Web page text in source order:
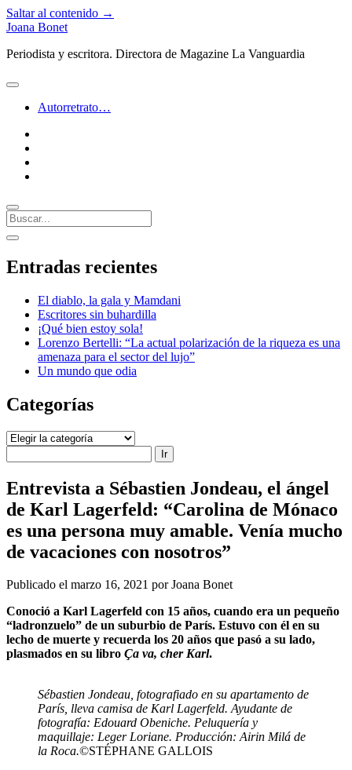
Saltar al contenido →
Joana Bonet
Periodista y escritora. Directora de Magazine La Vanguardia
abrir
Autorretrato…
Buscar
Barra
lateral
abrir
lateral
Entradas recientes
El diablo, la gala y Mamdani
Escritores sin buhardilla
¡Qué bien estoy sola!
Lorenzo Bertelli: “La actual polarización de la riqueza es una
amenaza para el sector del lujo”
Un mundo que odia
Categorías
Categorías
Entrevista a Sébastien Jondeau, el ángel
de Karl Lagerfeld: “Carolina de Mónaco
es una persona muy amable. Venía mucho
de vacaciones con nosotros”
Publicado el marzo 16, 2021 por Joana Bonet
Conoció a Karl Lagerfeld con 15 años, cuando era un pequeño
“ladronzuelo” de un suburbio de París. Estuvo con él en su
lecho de muerte y recuerda los 20 años que pasó a su lado,
plasmados en su libro Ça va, cher Karl.
Sébastien Jondeau, fotografiado en su apartamento de
París, lleva camisa de Karl Lagerfeld. Ayudante de
fotografía: Edouard Obeniche. Peluquería y
maquillaje: Leger Loriane. Producción: Airin Milá de
la Roca.©STÉPHANE GALLOIS